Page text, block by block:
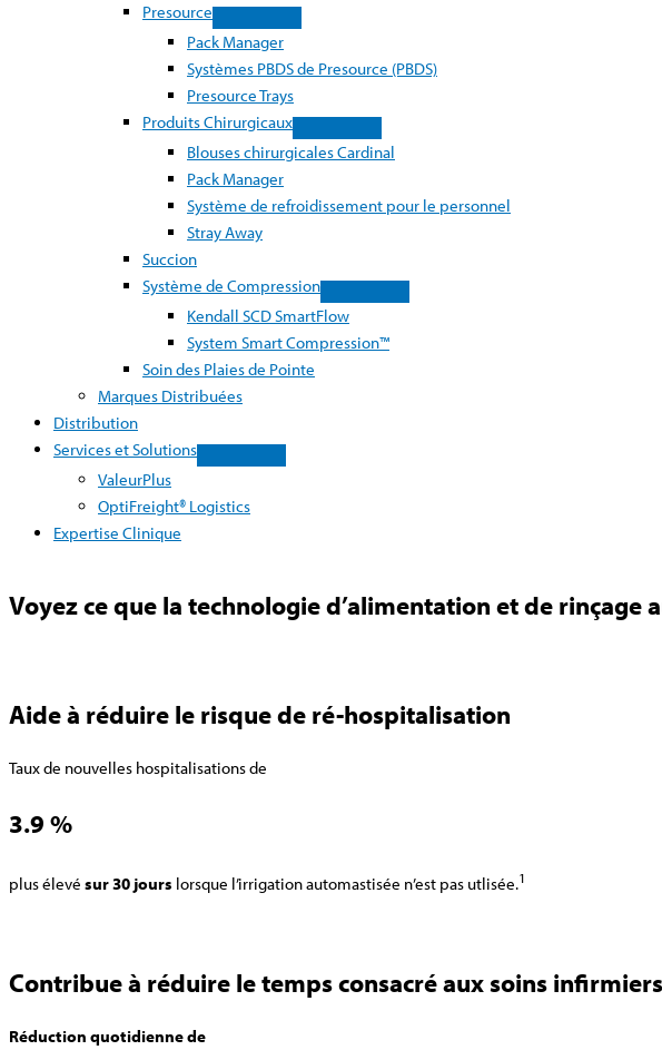
Presource
Pack Manager
Systèmes PBDS de Presource (PBDS)
Presource Trays
Produits Chirurgicaux
Blouses chirurgicales Cardinal
Pack Manager
Système de refroidissement pour le personnel
Stray Away
Succion
Système de Compression
Kendall SCD SmartFlow
System Smart Compression™
Soin des Plaies de Pointe
Marques Distribuées
Distribution
Services et Solutions
ValeurPlus
OptiFreight® Logistics
Expertise Clinique
Voyez ce que la technologie d’alimentation et de
Aide à réduire le risque de ré-hospitalisation
Taux de nouvelles hospitalisations de
3.9 %
plus élevé sur 30 jours lorsque l’irrigation automastisée n’est pas utlisée.1
Contribue à réduire le temps consacré aux soins infirmiers
Réduction quotidienne de